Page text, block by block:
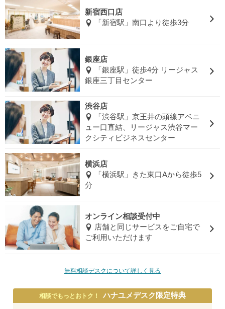
新宿西口店
「新宿駅」南口より徒歩3分
銀座店
「銀座駅」徒歩4分 リージャス
銀座三丁目センター
渋谷店
「渋谷駅」京王井の頭線アベニ
ュー口直結、リージャス渋谷マー
クシティビジネスセンター
横浜店
「横浜駅」きた東口Aから徒歩5
分
オンライン相談受付中
店舗と同じサービスをご自宅で
ご利用いただけます
無料相談デスクについて詳しく見る
相談でもっとおトク！ ハナユメデスク限定特典